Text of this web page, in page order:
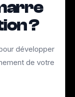
?
développer
de votre